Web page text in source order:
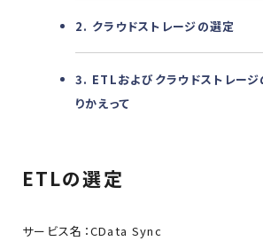
2. クラウドストレージの選定
3. ETLおよびクラウドストレー
りかえって
ETLの選定
サービス名：CData Sync